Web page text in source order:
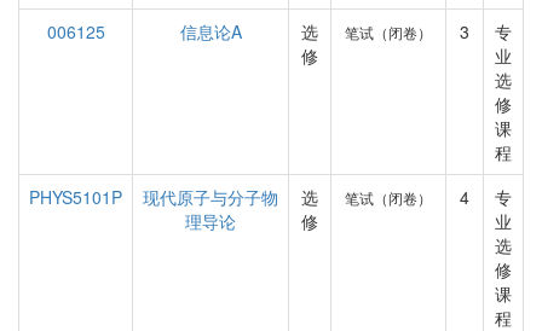
006125
信息论A
选
修
笔试（闭卷） 3
专
业
选
修
课
程
PHYS5101P
现代原子与分子物
理导论
选
修
笔试（闭卷） 4
专
业
选
修
课
程